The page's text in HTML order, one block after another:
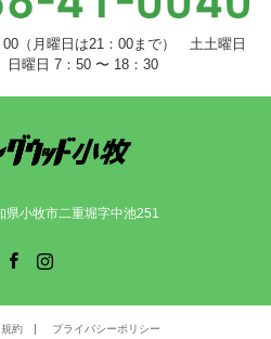
（月曜日は21：00まで） 土土曜日
曜日 7：50 〜 18：30
小牧市二重堀字中池251
規約 プライバシーポリシー